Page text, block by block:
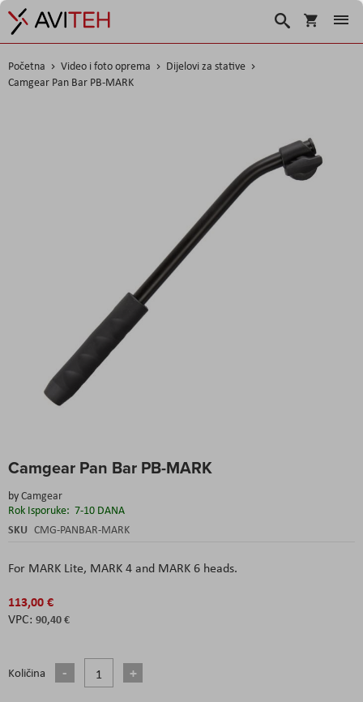
Košarica
Traži
Početna Video i foto oprema
Dijelovi za stative
Camgear Pan Bar PB-MARK
Camgear Pan Bar PB-MARK
byCamgear
Rok Isporuke: 7-10 DANA
SKU CMG-PANBAR-MARK
For MARK Lite, MARK 4 and MARK 6 heads.
113,00 €
90,40 €
Količina
to
beginning
of
the